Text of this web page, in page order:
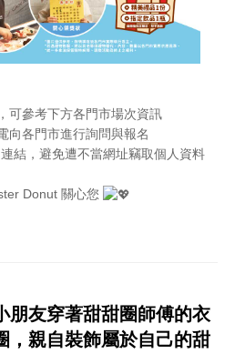
可參考下方各門市場次資訊
向各門市進行詢問與報名
結，避免遭不當網址竊取個人資料
Donut 關心您
朋友穿著甜甜圈師傅的衣
，親自裝飾屬於自己的甜